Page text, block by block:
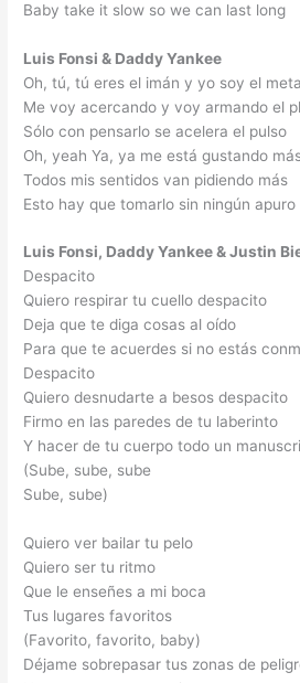
Baby take it slow so we can last long
Luis Fonsi & Daddy Yankee
Oh, tú, tú eres el imán y yo soy el
Me voy acercando y voy armando el
Sólo con pensarlo se acelera el pulso
Oh, yeah Ya, ya me está gustando
Todos mis sentidos van pidiendo más
Esto hay que tomarlo sin ningún apuro
Luis Fonsi, Daddy Yankee & Justin
Despacito
Quiero respirar tu cuello despacito
Deja que te diga cosas al oído
Para que te acuerdes si no estás
Despacito
Quiero desnudarte a besos despacito
Firmo en las paredes de tu laberinto
Y hacer de tu cuerpo todo un
(Sube, sube, sube
Sube, sube)
Quiero ver bailar tu pelo
Quiero ser tu ritmo
Que le enseñes a mi boca
Tus lugares favoritos
(Favorito, favorito, baby)
Déjame sobrepasar tus zonas de